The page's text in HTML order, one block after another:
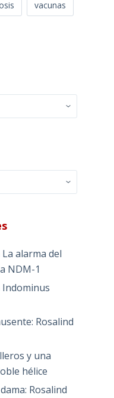
vacunas
La alarma del
NDM-1
Indominus
Rosalind
y una
hélice
Rosalind